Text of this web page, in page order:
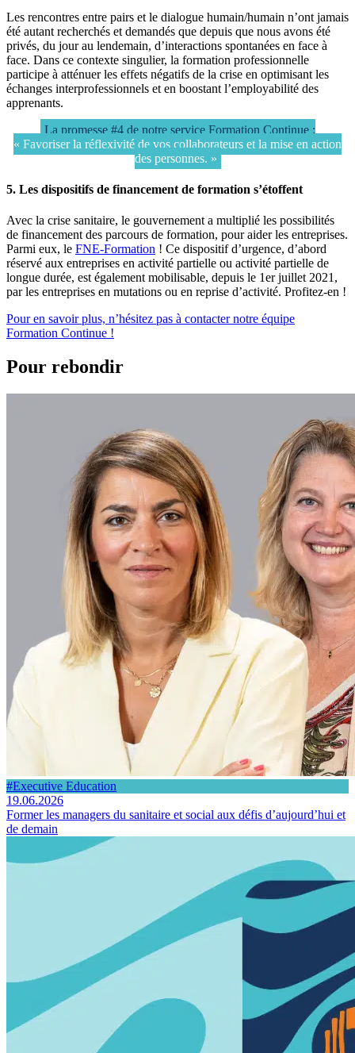
Les rencontres entre pairs et le dialogue humain/humain n’ont jamais
été autant recherchés et demandés que depuis que nous avons été
privés, du jour au lendemain, d’interactions spontanées en face à
face. Dans ce contexte singulier, la formation professionnelle
participe à atténuer les effets négatifs de la crise en optimisant les
échanges interprofessionnels et en boostant l’employabilité des
apprenants.
La promesse #4 de notre service Formation Continue :
« Favoriser la réflexivité de vos collaborateurs et la mise en action
des personnes. »
5. Les dispositifs de financement de formation s’étoffent
Avec la crise sanitaire, le gouvernement a multiplié les possibilités
de financement des parcours de formation, pour aider les entreprises.
Parmi eux, le FNE-Formation ! Ce dispositif d’urgence, d’abord
réservé aux entreprises en activité partielle ou activité partielle de
longue durée, est également mobilisable, depuis le 1er juillet 2021,
par les entreprises en mutations ou en reprise d’activité. Profitez-en !
Pour en savoir plus, n’hésitez pas à contacter notre équipe
Formation Continue !
Pour rebondir
#Executive Education
19.06.2026
Former les managers du sanitaire et social aux défis d’aujourd’hui et
de demain